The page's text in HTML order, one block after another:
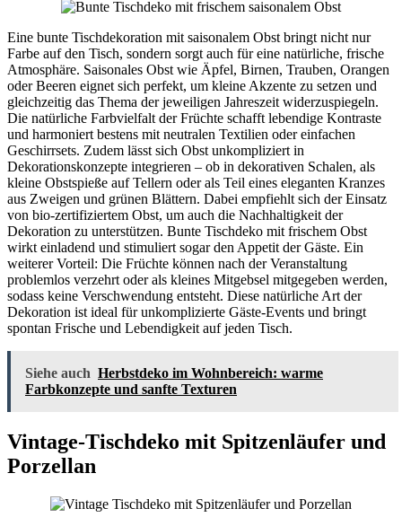
Eine bunte Tischdekoration mit saisonalem Obst bringt nicht nur
Farbe auf den Tisch, sondern sorgt auch für eine natürliche, frische
Atmosphäre. Saisonales Obst wie Äpfel, Birnen, Trauben, Orangen
oder Beeren eignet sich perfekt, um kleine Akzente zu setzen und
gleichzeitig das Thema der jeweiligen Jahreszeit widerzuspiegeln.
Die natürliche Farbvielfalt der Früchte schafft lebendige Kontraste
und harmoniert bestens mit neutralen Textilien oder einfachen
Geschirrsets. Zudem lässt sich Obst unkompliziert in
Dekorationskonzepte integrieren – ob in dekorativen Schalen, als
kleine Obstspieße auf Tellern oder als Teil eines eleganten Kranzes
aus Zweigen und grünen Blättern. Dabei empfiehlt sich der Einsatz
von bio-zertifiziertem Obst, um auch die Nachhaltigkeit der
Dekoration zu unterstützen. Bunte Tischdeko mit frischem Obst
wirkt einladend und stimuliert sogar den Appetit der Gäste. Ein
weiterer Vorteil: Die Früchte können nach der Veranstaltung
problemlos verzehrt oder als kleines Mitgebsel mitgegeben werden,
sodass keine Verschwendung entsteht. Diese natürliche Art der
Dekoration ist ideal für unkomplizierte Gäste-Events und bringt
spontan Frische und Lebendigkeit auf jeden Tisch.
Siehe auch Herbstdeko im Wohnbereich: warme
Farbkonzepte und sanfte Texturen
Vintage-Tischdeko mit Spitzenläufer und
Porzellan